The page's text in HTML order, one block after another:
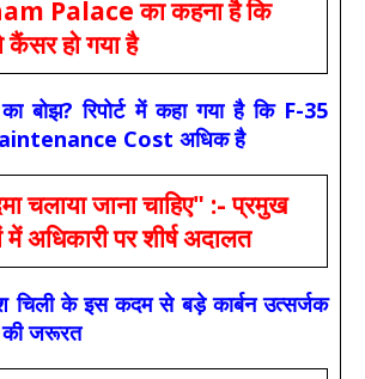
Palace का कहना है कि
कैंसर हो गया है
बोझ? रिपोर्ट में कहा गया है कि F-35
Cost अधिक है
चलाया जाना चाहिए" :- प्रमुख
अधिकारी पर शीर्ष अदालत
चिली के इस कदम से बड़े कार्बन उत्सर्जक
जरूरत